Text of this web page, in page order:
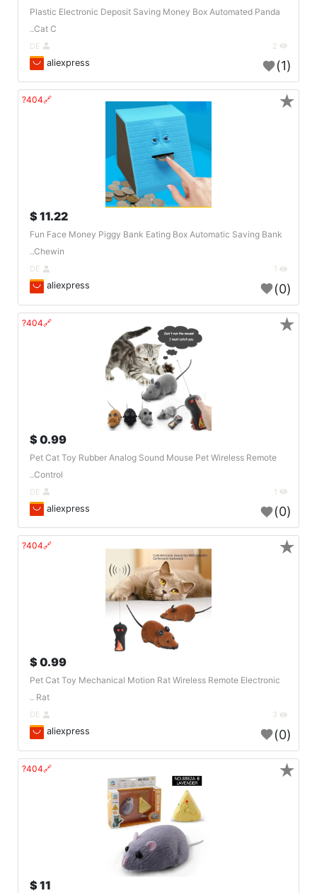
Plastic Electronic Deposit Saving Money Box Automated Panda
Cat C..
aliexpress (1)
🔗404?
11.22 $
Fun Face Money Piggy Bank Eating Box Automatic Saving Bank
Chewin..
aliexpress (0)
★
🔗404?
0.99 $
Pet Cat Toy Rubber Analog Sound Mouse Pet Wireless Remote
Control..
aliexpress (0)
★
🔗404?
0.99 $
Pet Cat Toy Mechanical Motion Rat Wireless Remote Electronic
Rat ..
aliexpress (0)
★
🔗404?
11 $
★